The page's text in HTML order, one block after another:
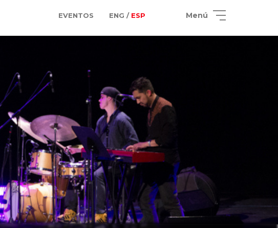
EVENTOS ENG / ESP Menú